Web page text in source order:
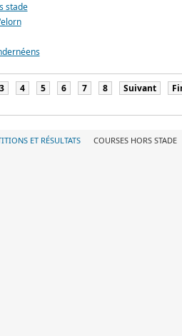
stade
3 4 5 6 7 8 Suivant
ET RÉSULTATS COURSES HORS STADE